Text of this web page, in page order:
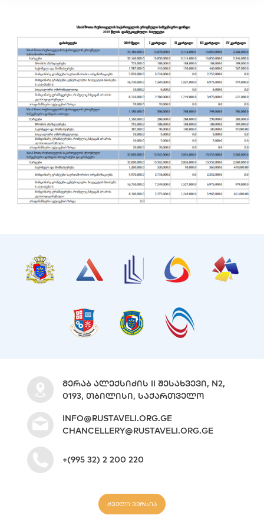
ᲛᲔᲠᲐᲑ ᲐᲚᲔᲥᲡᲘᲫᲘᲡ II ᲨᲔᲡᲐᲮᲕᲔᲕᲘ, N2,
0193, ᲗᲑᲘᲚᲘᲡᲘ, ᲡᲐᲥᲐᲠᲗᲕᲔᲚᲝ
INFO@RUSTAVELI.ORG.GE
CHANCELLERY@RUSTAVELI.ORG.GE
+(995 32) 2 200 220
ძველი ვერსია